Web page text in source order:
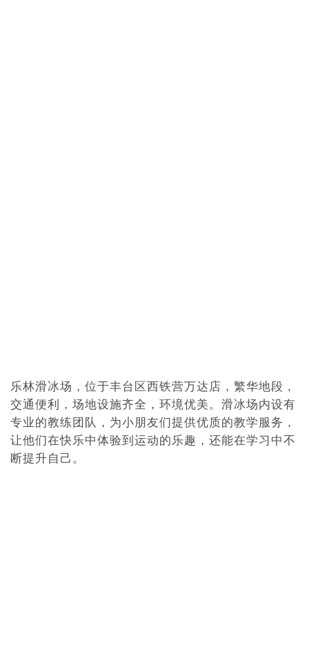
乐林滑冰场，位于丰台区西铁营万达店，繁华地段，
交通便利，场地设施齐全，环境优美。滑冰场内设有
专业的教练团队，为小朋友们提供优质的教学服务，
让他们在快乐中体验到运动的乐趣，还能在学习中不
断提升自己。